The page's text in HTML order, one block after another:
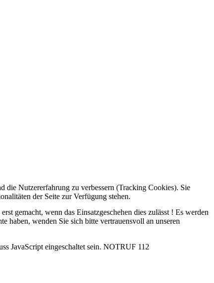
gemacht, wenn das Einsatzgeschehen dies zulässt ! Es werden
haben, wenden Sie sich bitte vertrauensvoll an unseren
JavaScript eingeschaltet sein. NOTRUF 112
die Nutzererfahrung zu verbessern (Tracking Cookies). Sie
der Seite zur Verfügung stehen.